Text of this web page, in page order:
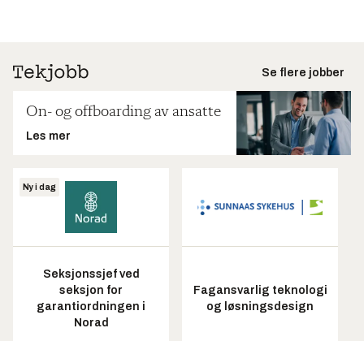
Se flere jobber
On- og offboarding av ansatte
Les mer
Ny i dag
Seksjonssjef ved
seksjon for
garantiordningen i
Norad
Fagansvarlig teknologi
og løsningsdesign